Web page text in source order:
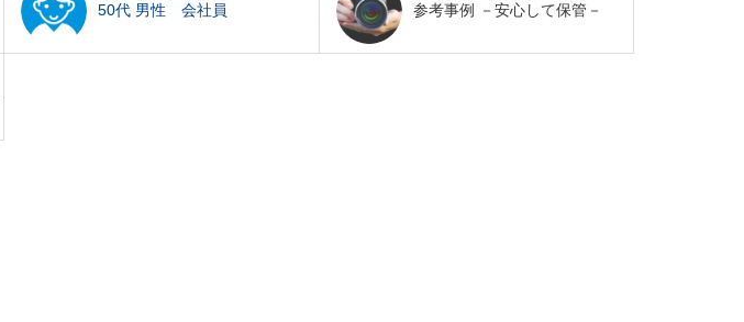
50代 男性 会社員 参考事例 －安心して保管－